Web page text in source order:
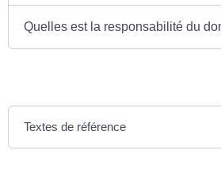
Quelles est la responsabilité du
Textes de référence